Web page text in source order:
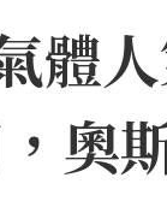
體
奧